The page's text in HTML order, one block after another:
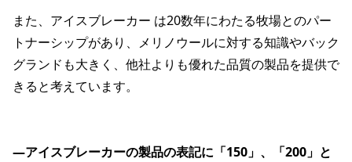
また、アイスブレーカー は20数年にわたる牧場とのパー
トナーシップがあり、メリノウールに対する知識やバック
グランドも大きく、他社よりも優れた品質の製品を提供で
きると考えています。
―アイスブレーカーの製品の表記に「150」、「200」と